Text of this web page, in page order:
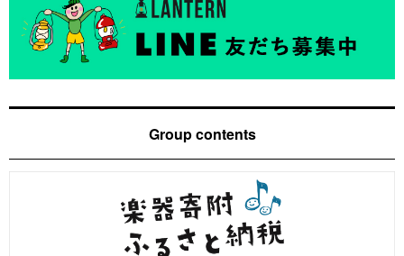
Group contents